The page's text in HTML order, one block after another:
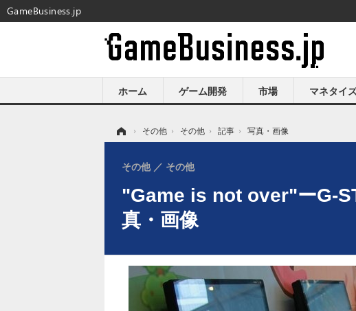
ホーム ゲーム開発 市場 マネタイ
› その他 › その他 › 記事 › 写真・画像
"Game is not over"ーG-
真・画像
その他 その他
GameBusiness.jp